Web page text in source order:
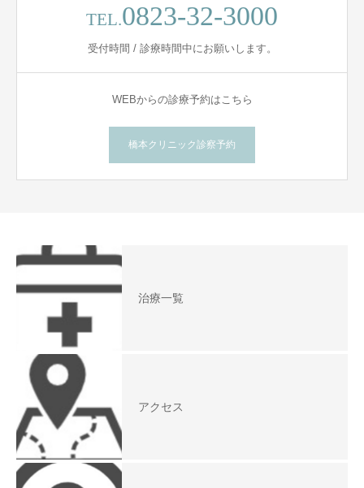
TEL.0823-32-3000
受付時間 / 診療時間中にお願いします。
WEBからの診療予約はこちら
橋本クリニック診察予約
治療一覧
アクセス